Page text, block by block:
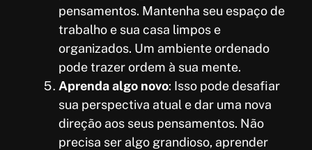
pensamentos. Mantenha seu espaço de
trabalho e sua casa limpos e
organizados. Um ambiente ordenado
pode trazer ordem à sua mente.
Aprenda algo novo: Isso pode desafiar
sua perspectiva atual e dar uma nova
direção aos seus pensamentos. Não
precisa ser algo grandioso, aprender